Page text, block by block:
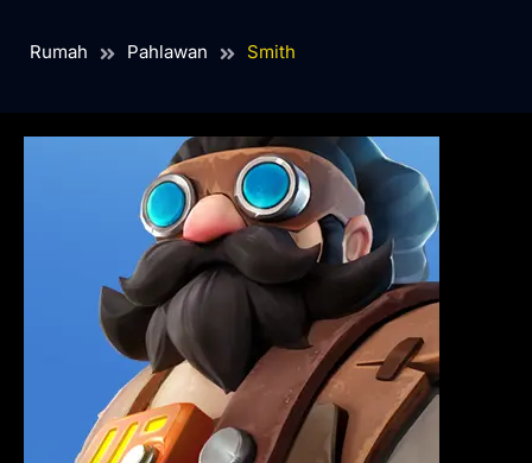
Rumah Pahlawan Smith